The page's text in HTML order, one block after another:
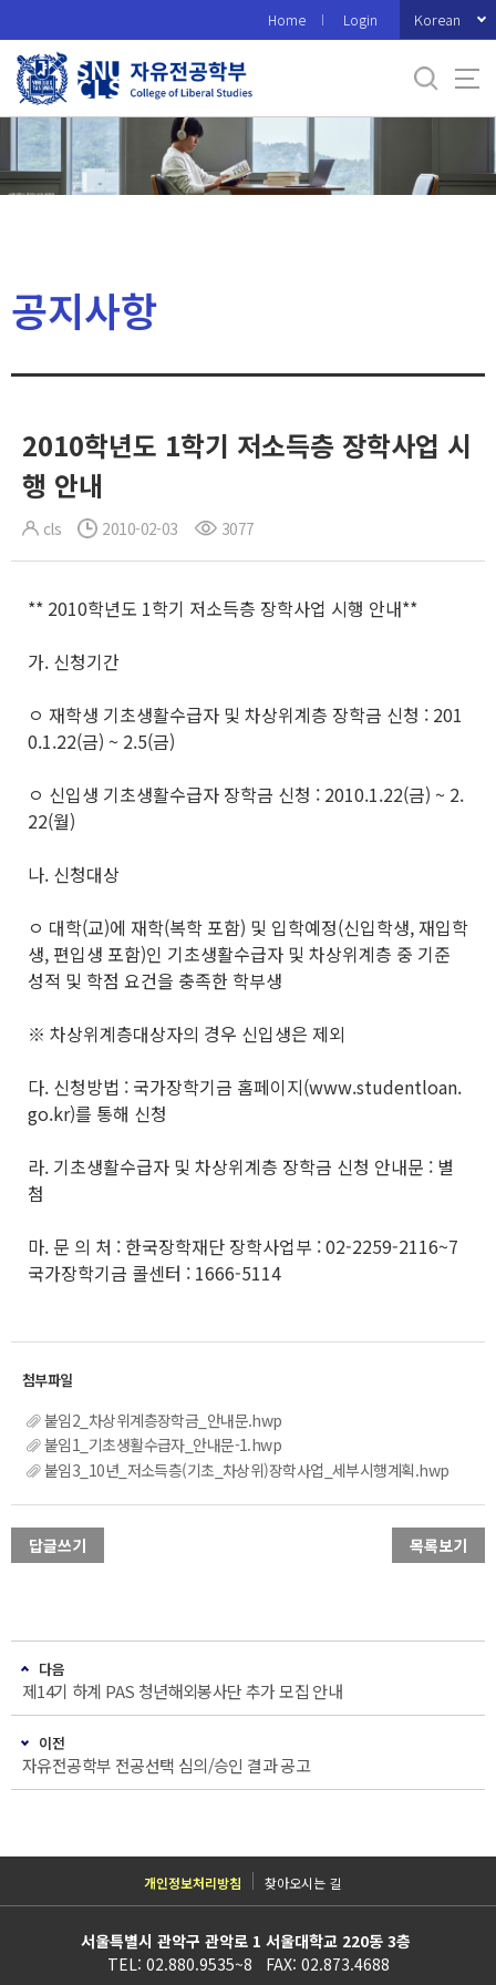
로
메
Home Login Korean
공지사항
2010학년도 1학기 저소득층 장학사업 시
행 안내
cls 2010-02-03 3077
** 2010학년도 1학기 저소득층 장학사업 시행 안내**
가. 신청기간
ㅇ 재학생 기초생활수급자 및 차상위계층 장학금 신청 : 201
0.1.22(금) ~ 2.5(금)
ㅇ 신입생 기초생활수급자 장학금 신청 : 2010.1.22(금) ~ 2.
22(월)
나. 신청대상
ㅇ 대학(교)에 재학(복학 포함) 및 입학예정(신입학생, 재입학
생, 편입생 포함)인 기초생활수급자 및 차상위계층 중 기준
성적 및 학점 요건을 충족한 학부생
※ 차상위계층대상자의 경우 신입생은 제외
다. 신청방법 : 국가장학기금 홈페이지(www.studentloan.
go.kr)를 통해 신청
라. 기초생활수급자 및 차상위계층 장학금 신청 안내문 : 별
첨
마. 문 의 처 : 한국장학재단 장학사업부 : 02-2259-2116~7
국가장학기금 콜센터 : 1666-5114
붙임2_차상위계층장학금_안내문.hwp
붙임1_기초생활수급자_안내문-1.hwp
붙임3_10년_저소득층(기초_차상위)장학사업_세부시행계획.hwp
답글쓰기 목록보기
다음
제14기 하계 PAS 청년해외봉사단 추가 모집 안내
이전
자유전공학부 전공선택 심의/승인 결과 공고
개인정보처리방침 찾아오시는 길
서울특별시 관악구 관악로 1 서울대학교 220동 3층
TEL: 02.880.9535~8 FAX: 02.873.4688